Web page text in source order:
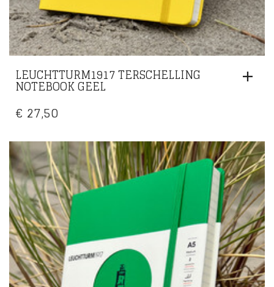
LEUCHTTURM1917 TERSCHELLING
NOTEBOOK GEEL
€ 27,50